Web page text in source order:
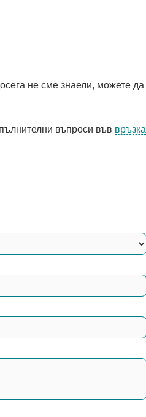
не сме знаели, можете да
въпроси във връзка